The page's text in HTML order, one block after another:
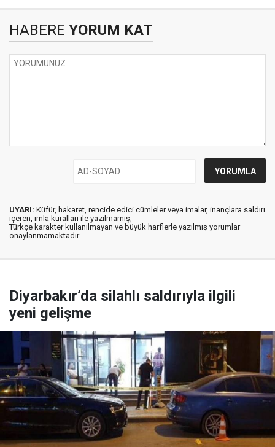
HABERE YORUM KAT
UYARI: Küfür, hakaret, rencide edici cümleler veya imalar, inançlara saldırı
içeren, imla kuralları ile yazılmamış,
Türkçe karakter kullanılmayan ve büyük harflerle yazılmış yorumlar
onaylanmamaktadır.
Diyarbakır’da silahlı saldırıyla ilgili
yeni gelişme